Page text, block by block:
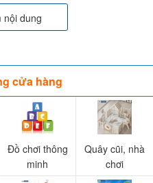
yêu thích nhất 2021
INTEX ở đâu?
dạng về mẫu mã, kích
rất được ưa chuộng đó là sự đa
sắc để phù hợp với từng không
nội dung
cửa hàng
Đồ chơi thông
minh
Quây cũi, nhà
chơi